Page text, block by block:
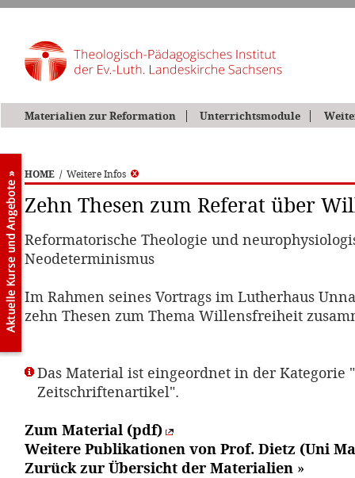
Materialien zur Reformation Unterrichtsmodule
HOME / Weitere Infos
Zehn Thesen zum Referat über
Reformatorische Theologie und
Neodeterminismus
Im Rahmen seines Vortrags im Lutherhaus
zehn Thesen zum Thema Willensfreiheit
Das Material ist eingeordnet in der Kategorie
Zeitschriftenartikel".
Zum Material (pdf)
Weitere Publikationen von Prof. Dietz (Uni
Zurück zur Übersicht der Materialien »